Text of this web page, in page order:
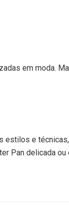
em moda.
estilos e
Pan delicada ou